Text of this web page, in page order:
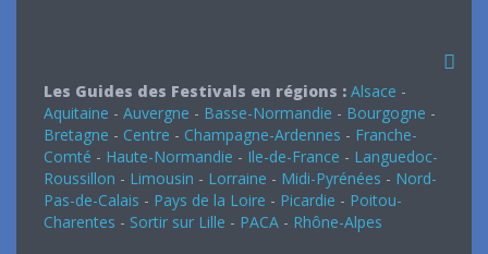
Les Guides des Festivals en régions : Alsace -
Aquitaine - Auvergne - Basse-Normandie - Bourgogne -
Bretagne - Centre - Champagne-Ardennes - Franche-
Comté - Haute-Normandie - Ile-de-France - Languedoc-
Roussillon - Limousin - Lorraine - Midi-Pyrénées - Nord-
Pas-de-Calais - Pays de la Loire - Picardie - Poitou-
Charentes - Sortir sur Lille - PACA - Rhône-Alpes